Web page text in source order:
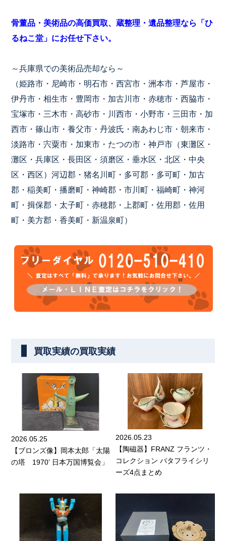
骨董品・美術品の高価買取、蔵整理・遺品整理なら「ひ
るねこ堂」にお任せ下さい。
～兵庫県での美術品売却なら～
（姫路市・尼崎市・明石市・西宮市・洲本市・芦屋市・
伊丹市・相生市・豊岡市・加古川市・赤穂市・西脇市・
宝塚市・三木市・高砂市・川西市・小野市・三田市・加
西市・篠山市・養父市・丹波氏・南あわじ市・朝来市・
淡路市・宍粟市・加東市・たつの市・神戸市（東灘区・
灘区・兵庫区・長田区・須磨区・垂水区・北区・中央
区・西区）河辺郡・猪名川町・多可郡・多可町・加古
郡・稲美町・播磨町・神崎郡・市川町・福崎町・神河
町・揖保郡・太子町・赤穂郡・上郡町・佐用郡・佐用
町・美方郡・香美町・新温泉町）
買取実績の買取実績
2026.05.25
【ブロンズ像】岡本太郎「太陽
の塔 1970’ 日本万国博覧会」
2026.05.23
【陶磁器】FRANZ フランツ・
コレクション バタフライシリ
ーズ4点まとめ